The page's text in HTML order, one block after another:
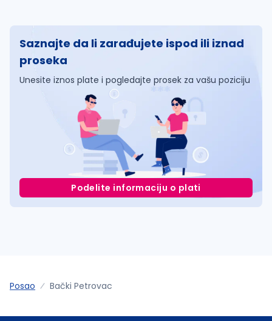
Saznajte da li zarađujete ispod ili iznad
proseka
Unesite iznos plate i pogledajte prosek za vašu poziciju
Podelite informaciju o plati
Posao Bački Petrovac